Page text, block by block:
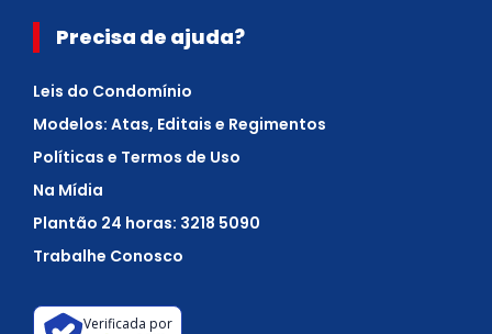
Precisa de ajuda?
Leis do Condomínio
Modelos: Atas, Editais e Regimentos
Políticas e Termos de Uso
Na Mídia
Plantão 24 horas: 3218 5090
Trabalhe Conosco
Verificada por